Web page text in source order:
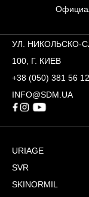
УЛ. НИКОЛЬСКО-
100, Г. КИЕВ
+38 (050) 381 56 12
INFO@SDM.UA
URIAGE
SVR
SKINORMIL